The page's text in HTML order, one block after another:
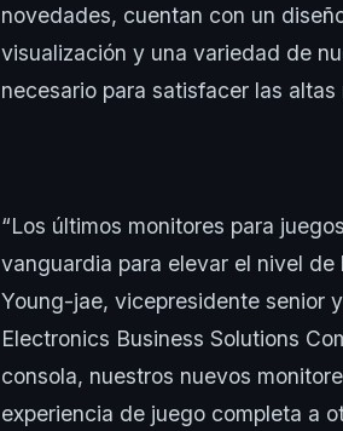
novedades, cuentan con un
visualización y una variedad de
necesario para satisfacer las
“Los últimos monitores para juegos
vanguardia para elevar el nivel
Young-jae, vicepresidente senior
Electronics Business Solutions
consola, nuestros nuevos
experiencia de juego completa a